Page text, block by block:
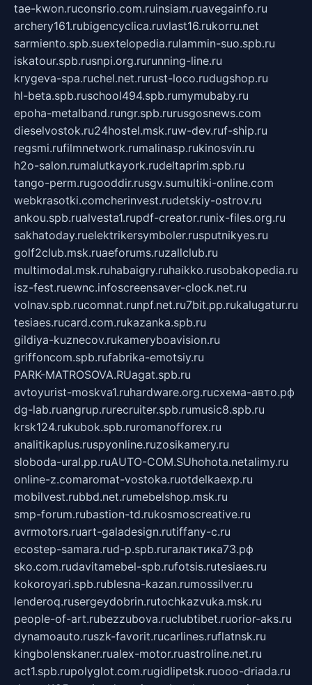
tae-kwon.ruconsrio.com.ruinsiam.ruavegainfo.ru
archery161.rubigencyclica.ruvlast16.rukorru.net
sarmiento.spb.suextelopedia.rulammin-suo.spb.ru
iskatour.spb.rusnpi.org.rurunning-line.ru
krygeva-spa.ruchel.net.rurust-loco.rudugshop.ru
hl-beta.spb.ruschool494.spb.rumymubaby.ru
epoha-metalband.rungr.spb.rurusgosnews.com
dieselvostok.ru24hostel.msk.ruw-dev.ruf-ship.ru
regsmi.rufilmnetwork.rumalinasp.rukinosvin.ru
h2o-salon.rumalutkayork.rudeltaprim.spb.ru
tango-perm.rugooddir.rusgv.sumultiki-online.com
webkrasotki.comcherinvest.rudetskiy-ostrov.ru
ankou.spb.rualvesta1.rupdf-creator.runix-files.org.ru
sakhatoday.ruelektrikersymboler.rusputnikyes.ru
golf2club.msk.ruaeforums.ruzallclub.ru
multimodal.msk.ruhabaigry.ruhaikko.rusobakopedia.ru
isz-fest.ruewnc.infoscreensaver-clock.net.ru
volnav.spb.rucomnat.runpf.net.ru7bit.pp.rukalugatur.ru
tesiaes.rucard.com.rukazanka.spb.ru
gildiya-kuznecov.rukameryboavision.ru
griffoncom.spb.rufabrika-emotsiy.ru
PARK-MATROSOVA.RUagat.spb.ru
avtoyurist-moskva1.ruhardware.org.ruсхема-авто.рф
dg-lab.ruangrup.rurecruiter.spb.rumusic8.spb.ru
krsk124.rukubok.spb.ruromanofforex.ru
analitikaplus.ruspyonline.ruzosikamery.ru
sloboda-ural.pp.ruAUTO-COM.SUhohota.netalimy.ru
online-z.comaromat-vostoka.ruotdelkaexp.ru
mobilvest.rubbd.net.rumebelshop.msk.ru
smp-forum.rubastion-td.rukosmoscreative.ru
avrmotors.ruart-galadesign.rutiffany-c.ru
ecostep-samara.rud-p.spb.ruгалактика73.рф
sko.com.rudavitamebel-spb.rufotsis.rutesiaes.ru
kokoroyari.spb.rublesna-kazan.rumossilver.ru
lenderoq.rusergeydobrin.rutochkazvuka.msk.ru
people-of-art.rubezzubova.ruclubtibet.ruorior-aks.ru
dynamoauto.ruszk-favorit.rucarlines.ruflatnsk.ru
kingbolenskaner.rualex-motor.ruastroline.net.ru
act1.spb.rupolyglot.com.rugidlipetsk.ruooo-driada.ru